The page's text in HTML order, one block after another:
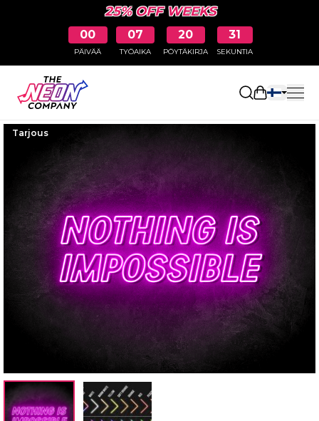
25% OFF WEEKS
00
PÄIVÄÄ
07
TYÖAIKA
20
PÖYTÄKIRJA
30
SEKUNTIA
Avaa
Tarjous